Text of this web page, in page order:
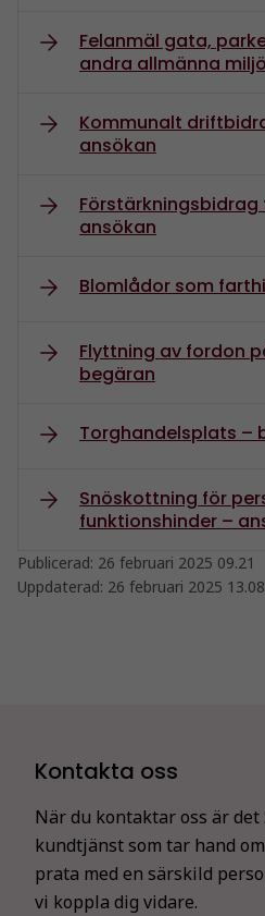
Felanmäl gata,
andra allmänna
Kommunalt
ansökan
ansökan
Blomlådor som
Flyttning av fordon
begäran
Torghandelsplats –
Snöskottning för
funktionshinder –
Publicerad: 26 februari 2025 09.21
Uppdaterad: 26 februari 2025 13.08
Kontakta oss
När du kontaktar oss är det
kundtjänst som tar hand
prata med en särskild
vi koppla dig vidare.